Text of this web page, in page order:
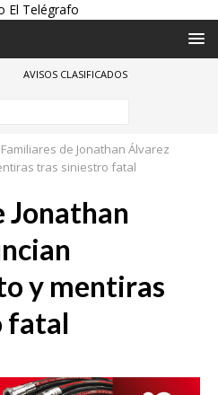
AVISOS CLASIFICADOS
Familiares de Jonathan Álvarez
tras siniestro fatal
Jonathan
y mentiras
fatal